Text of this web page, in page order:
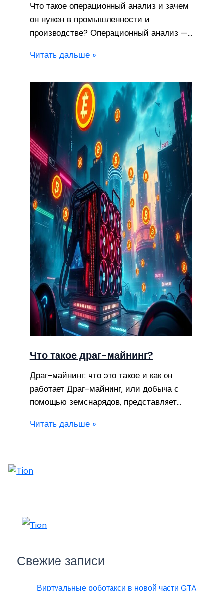
Что такое операционный анализ и зачем
он нужен в промышленности и
производстве? Операционный анализ —…
Читать дальше »
Что такое драг-майнинг?
Драг-майнинг: что это такое и как он
работает Драг-майнинг, или добыча с
помощью земснарядов, представляет…
Читать дальше »
Свежие записи
Виртуальные роботакси в новой части GTA